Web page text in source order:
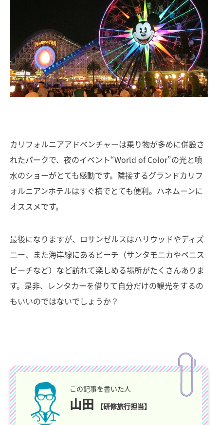
カリフォルニアアドベンチャーは乗り物が多めに併設さ
れたパークで、夜のイベント“World of Color”の光と噴
水のショーがとても感動です。隣接するグランドカリフ
ォルニアンホテルはすぐ横でとても便利。ハネムーンに
オススメです。
最後になりますが、ロサンゼルスはハリウッドやディズ
ニー、また海岸線にあるビーチ（サンタモニカやベニス
ビーチなど）など訪れて楽しめる場所がたくさんありま
す。是非、レンタカーを借りて自分だけの観光をするの
もいいのではないでしょうか？
この記事を書いた人
山田 【研修旅行担当】